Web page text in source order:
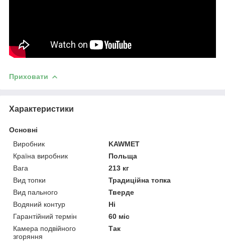
Приховати
Характеристики
Основні
Виробник
KAWMET
Країна виробник
Польща
Вага
213 кг
Вид топки
Традиційна топка
Вид пального
Тверде
Водяний контур
Ні
Гарантійний термін
60 міс
Камера подвійного
згоряння
Так